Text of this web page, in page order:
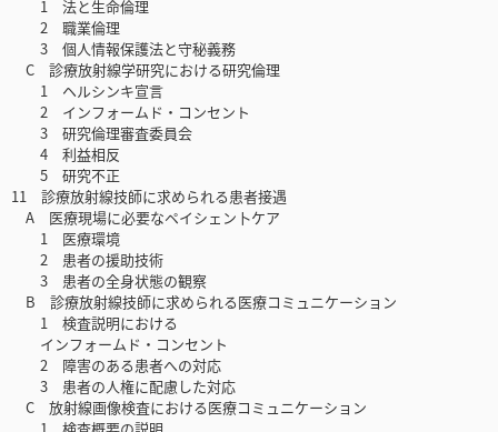
1 法と生命倫理
2 職業倫理
3 個人情報保護法と守秘義務
C 診療放射線学研究における研究倫理
1 ヘルシンキ宣言
2 インフォームド・コンセント
3 研究倫理審査委員会
4 利益相反
5 研究不正
11 診療放射線技師に求められる患者接遇
A 医療現場に必要なペイシェン卜ケア
1 医療環境
2 患者の援助技術
3 患者の全身状態の観察
B 診療放射線技師に求められる医療コミュニケーション
1 検査説明における
インフォームド・コンセント
2 障害のある患者への対応
3 患者の人権に配慮した対応
C 放射線画像検査における医療コミュニケーション